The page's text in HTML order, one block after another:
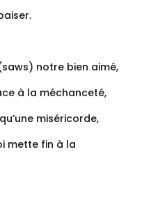
notre bien aimé,
à la méchanceté,
miséricorde,
mette fin à la